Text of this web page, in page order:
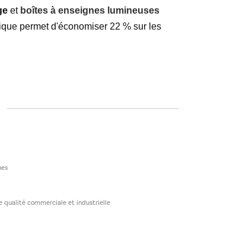
et boîtes à enseignes lumineuses
permet d'économiser 22 % sur les
qualité commerciale et industrielle